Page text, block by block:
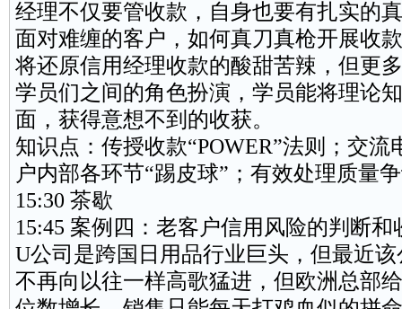
经理不仅要管收款，自身也要有扎实的
面对难缠的客户，如何真刀真枪开展收
将还原信用经理收款的酸甜苦辣，但更
学员们之间的角色扮演，学员能将理论
面，获得意想不到的收获。
知识点：传授收款“POWER”法则；交
户内部各环节“踢皮球”；有效处理质量
15:30 茶歇
15:45 案例四：老客户信用风险的判断和
U公司是跨国日用品行业巨头，但最近
不再向以往一样高歌猛进，但欧洲总部